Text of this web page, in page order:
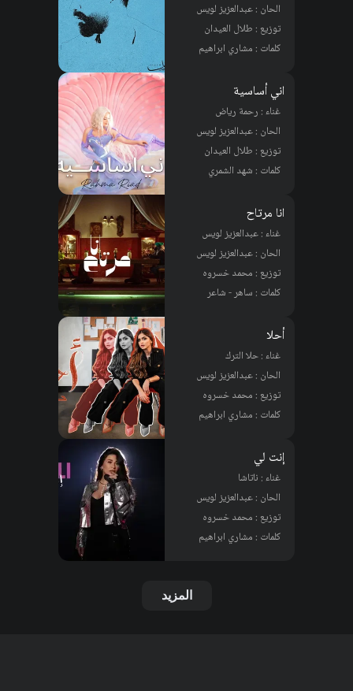
الحان : عبدالعزيز لويس
توزيع : طلال العيدان
كلمات : مشاري ابراهيم
اني أساسية
غناء : رحمة رياض
الحان : عبدالعزيز لويس
توزيع : طلال العيدان
كلمات : شهد الشمري
انا مرتاح
غناء : عبدالعزيز لويس
الحان : عبدالعزيز لويس
توزيع : محمد خسروه
كلمات : ساهر - شاعر
أحلا
غناء : حلا الترك
الحان : عبدالعزيز لويس
توزيع : محمد خسروه
كلمات : مشاري ابراهيم
إنت لي
غناء : ناتاشا
الحان : عبدالعزيز لويس
توزيع : محمد خسروه
كلمات : مشاري ابراهيم
المزيد